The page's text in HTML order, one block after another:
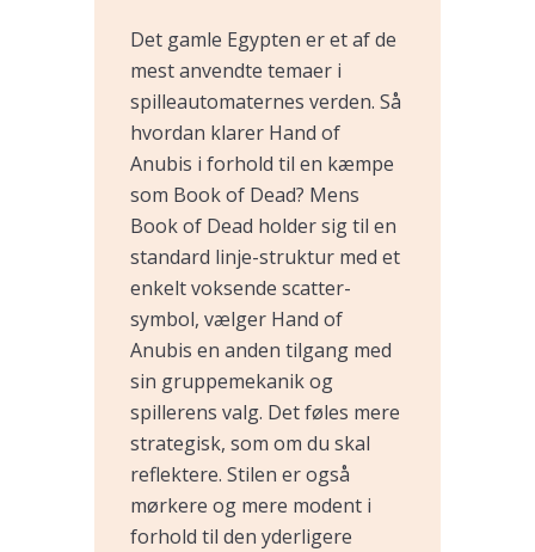
Det gamle Egypten er et af de
mest anvendte temaer i
spilleautomaternes verden. Så
hvordan klarer Hand of
Anubis i forhold til en kæmpe
som Book of Dead? Mens
Book of Dead holder sig til en
standard linje-struktur med et
enkelt voksende scatter-
symbol, vælger Hand of
Anubis en anden tilgang med
sin gruppemekanik og
spillerens valg. Det føles mere
strategisk, som om du skal
reflektere. Stilen er også
mørkere og mere modent i
forhold til den yderligere